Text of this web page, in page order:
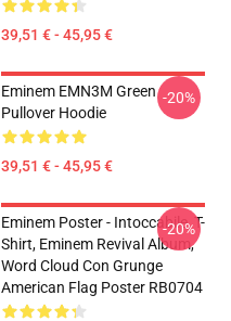
39,51 € - 45,95 €
Eminem EMN3M Green
Pullover Hoodie
39,51 € - 45,95 €
-20%
Eminem Poster - Intoccabile, T-
Shirt, Eminem Revival Album,
Word Cloud Con Grunge
American Flag Poster RB0704
-20%